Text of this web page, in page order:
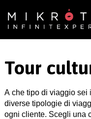
Tour
A che tipo di viaggio sei
diverse tipologie di
ogni cliente. Scegli una